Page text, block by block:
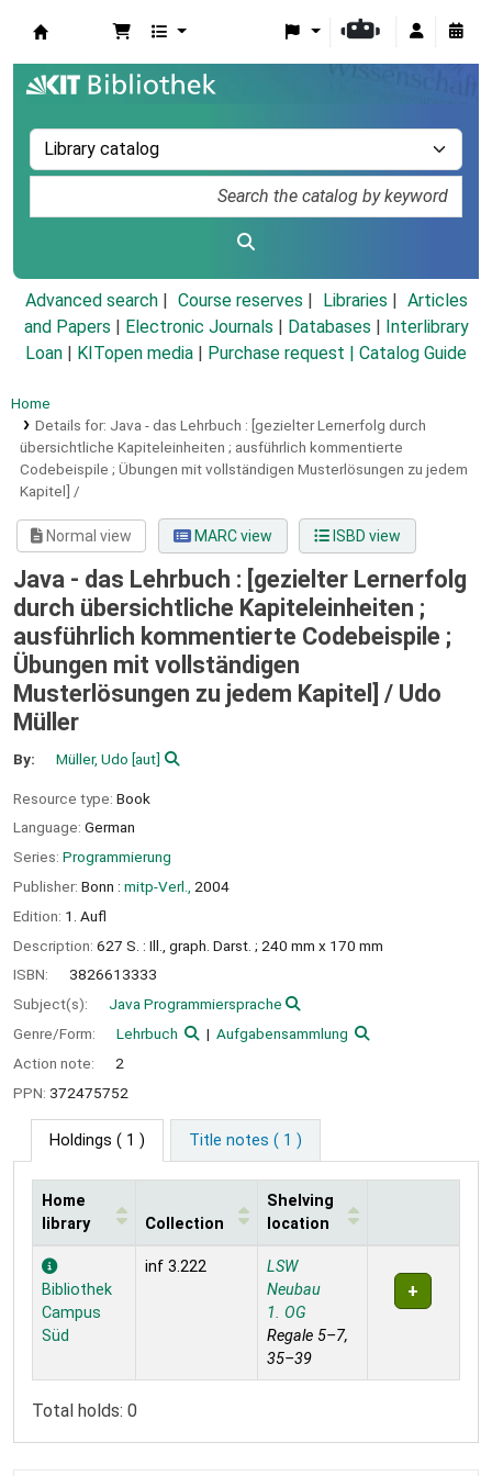
Advanced search Course reserves Libraries
Articles
and Papers
Electronic Journals Databases
Interlibrary
Loan
KITopen media Purchase request | Catalog Guide
Home
Details for: Java - das Lehrbuch : [gezielter Lernerfolg durch
übersichtliche Kapiteleinheiten ; ausführlich kommentierte
Codebeispile ; Übungen mit vollständigen Musterlösungen zu jedem
Kapitel] /
Normal view MARC view ISBD view
Java - das Lehrbuch : [gezielter Lernerfolg
durch übersichtliche Kapiteleinheiten ;
ausführlich kommentierte Codebeispile ;
Übungen mit vollständigen
Musterlösungen zu jedem Kapitel] / Udo
Müller
By: Müller, Udo [aut]
Resource type: Book
Language: German
Series: Programmierung
Publisher: Bonn : mitp-Verl.,
2004
Edition: 1. Aufl
Description: 627 S. : Ill., graph. Darst. ; 240 mm x 170 mm
ISBN:
3826613333
Subject(s):
Java Programmiersprache
Genre/Form:
Lehrbuch
Aufgabensammlung
Action note:
2
PPN: 372475752
Holdings ( 1 ) Title notes ( 1 )
Holdings
Home
library
Collection
Shelving
location
Bibliothek
Campus
Süd
inf 3.222
LSW
Neubau
1. OG
Regale 5–7,
35–39
Total holds: 0